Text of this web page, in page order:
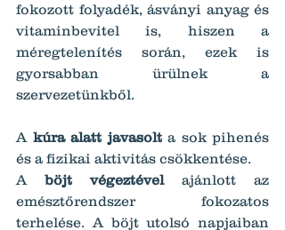
fokozott folyadék, ásványi anyag és
vitaminbevitel is, hiszen a
méregtelenítés során, ezek is
gyorsabban ürülnek a
szervezetünkből.
A kúra alatt javasolt a sok pihenés
és a fizikai aktivitás csökkentése.
A böjt végeztével ajánlott az
emésztőrendszer fokozatos
terhelése. A böjt utolsó napjaiban